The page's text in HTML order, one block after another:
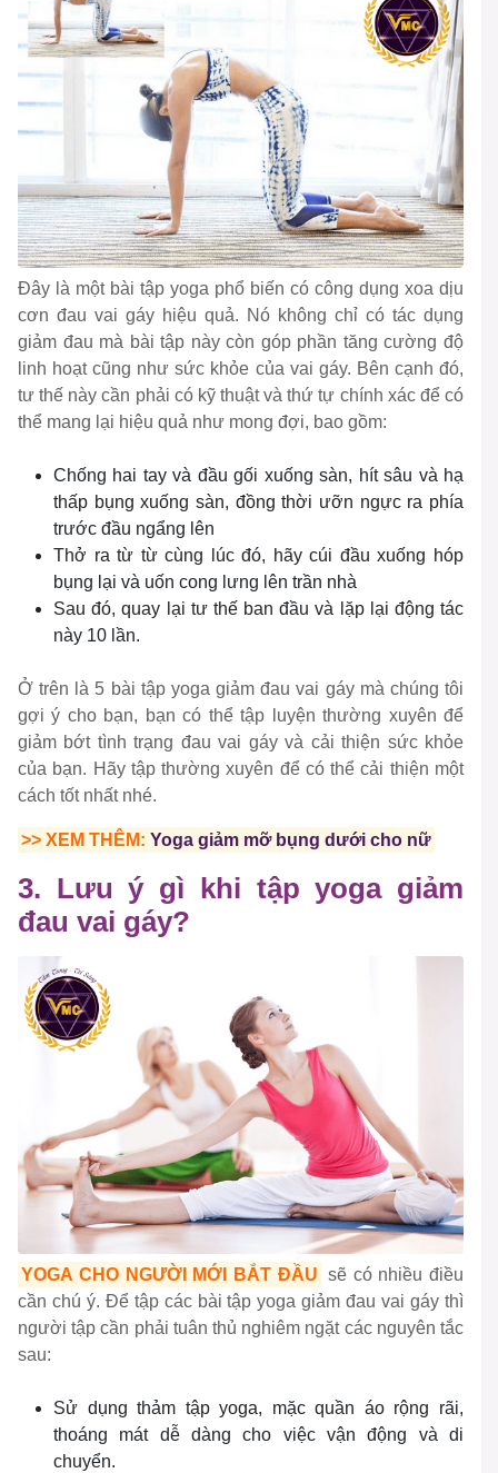
Đây là một bài tập yoga phổ biến có công dụng xoa dịu
cơn đau vai gáy hiệu quả. Nó không chỉ có tác dụng
giảm đau mà bài tập này còn góp phần tăng cường độ
linh hoạt cũng như sức khỏe của vai gáy. Bên cạnh đó,
tư thế này cần phải có kỹ thuật và thứ tự chính xác để có
thể mang lại hiệu quả như mong đợi, bao gồm:
Chống hai tay và đầu gối xuống sàn, hít sâu và hạ
thấp bụng xuống sàn, đồng thời ưỡn ngực ra phía
trước đầu ngẩng lên
Thở ra từ từ cùng lúc đó, hãy cúi đầu xuống hóp
bụng lại và uốn cong lưng lên trần nhà
Sau đó, quay lại tư thế ban đầu và lặp lại động tác
này 10 lần.
Ở trên là 5 bài tập yoga giảm đau vai gáy mà chúng tôi
gợi ý cho bạn, bạn có thể tập luyện thường xuyên để
giảm bớt tình trạng đau vai gáy và cải thiện sức khỏe
của bạn. Hãy tập thường xuyên để có thể cải thiện một
cách tốt nhất nhé.
>> XEM THÊM:Yoga giảm mỡ bụng dưới cho nữ
3. Lưu ý gì khi tập yoga giảm
đau vai gáy?
YOGA CHO NGƯỜI MỚI BẮT ĐẦU sẽ có nhiều điều
cần chú ý. Để tập các bài tập yoga giảm đau vai gáy thì
người tập cần phải tuân thủ nghiêm ngặt các nguyên tắc
sau:
Sử dụng thảm tập yoga, mặc quần áo rộng rãi,
thoáng mát dễ dàng cho việc vận động và di
chuyển.